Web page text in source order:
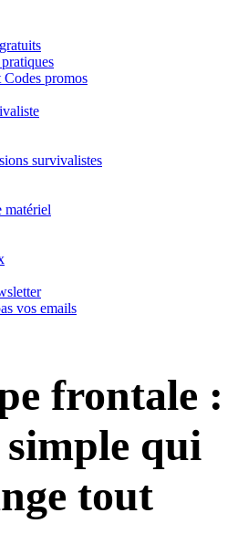
Codes promos
survivalistes
matériel
vos emails
frontale :
qui
tout